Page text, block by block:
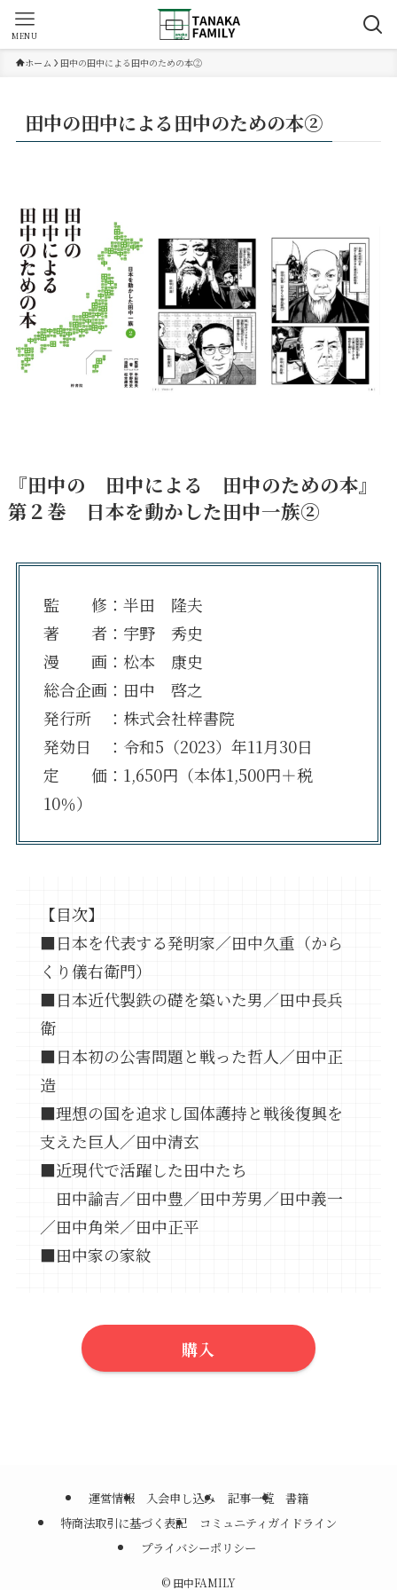
MENU
ホーム 田中の田中による田中のための本②
田中の田中による田中のための本②
『田中の 田中による 田中のための本』
第２巻 日本を動かした田中一族②
監 修：半田 隆夫
著 者：宇野 秀史
漫 画：松本 康史
総合企画：田中 啓之
発行所 ：株式会社梓書院
発効日 ：令和5（2023）年11月30日
定 価：1,650円（本体1,500円＋税
10％）
【目次】
■日本を代表する発明家／田中久重（から
くり儀右衛門）
■日本近代製鉄の礎を築いた男／田中長兵
衛
■日本初の公害問題と戦った哲人／田中正
造
■理想の国を追求し国体護持と戦後復興を
支えた巨人／田中清玄
■近現代で活躍した田中たち
田中諭吉／田中豊／田中芳男／田中義一
／田中角栄／田中正平
■田中家の家紋
購入
運営情報 入会申し込み 記事一覧
書籍
特商法取引に基づく表記
コミュニティガイドライン
プライバシーポリシー
© 田中FAMILY